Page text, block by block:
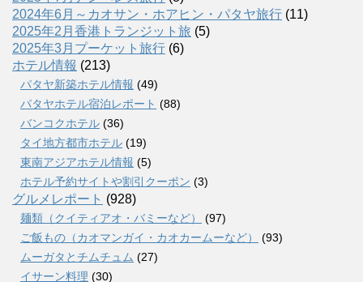
2024年6月～カオサン・ホアヒン・パタヤ旅行 (11)
2025年2月香港トランジット旅 (5)
2025年3月プーケット旅行 (6)
ホテル情報 (213)
パタヤ新築ホテル情報 (49)
パタヤホテル宿泊レポート (88)
バンコクホテル (36)
タイ地方都市ホテル (19)
東南アジアホテル情報 (5)
ホテル予約サイトや割引クーポン (3)
グルメレポート (928)
麺類（クイティアオ・バミーなど）
(97)
ご飯もの（カオマンガイ・カオカームーなど）
(93)
ムーガタとチムチュム (27)
イサーン料理 (30)